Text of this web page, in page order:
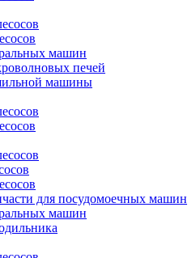
машин
печей
машины
для посудомоечных машин
машин